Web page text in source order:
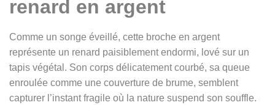
renard en argent
Comme un songe éveillé, cette broche en argent
représente un renard paisiblement endormi, lové sur un
tapis végétal. Son corps délicatement courbé, sa queue
enroulée comme une couverture de brume, semblent
capturer l’instant fragile où la nature suspend son souffle.